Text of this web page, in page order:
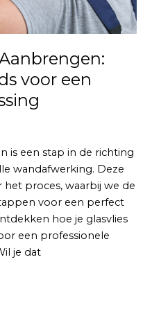
voor een
is een stap in de richting
wandafwerking. Deze
proces, waarbij we de
voor een perfect
hoe je glasvlies
een professionele
je dat